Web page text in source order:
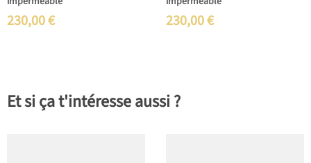
230,00€ 230,00€
Et si ça t'intéresse aussi ?